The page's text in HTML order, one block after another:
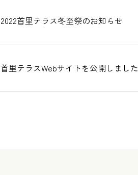
2022首里テラス冬至祭のお知らせ
首里テラスWebサイトを公開しました